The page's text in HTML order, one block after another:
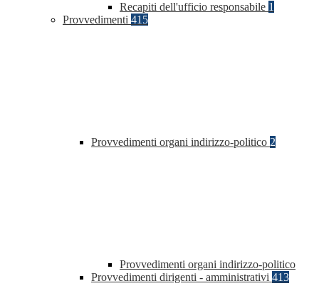
Recapiti dell'ufficio responsabile 1
Provvedimenti 415
Provvedimenti organi indirizzo-politico 2
Provvedimenti organi indirizzo-politico
Provvedimenti dirigenti - amministrativi 413